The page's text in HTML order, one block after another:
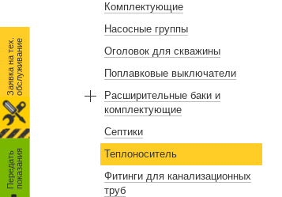
Комплектующие
Насосные группы
Оголовок для скважины
Поплавковые выключатели
Расширительные баки и
комплектующие
Септики
Теплоноситель
Фитинги для канализационных
труб
П
е
р
е
д
а
т
ь
п
о
к
а
з
а
н
ия
З
а
я
в
к
а
н
а
т
ех
.
о
б
с
л
у
ж
и
в
а
н
ие